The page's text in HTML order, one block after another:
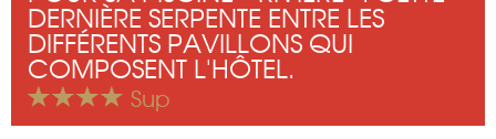
DERNIÈRE SERPENTE ENTRE LES
DIFFÉRENTS PAVILLONS QUI
COMPOSENT L'HÔTEL.
Sup